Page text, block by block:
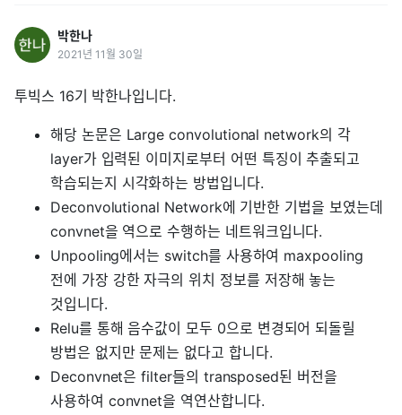
박한나
2021년 11월 30일
투빅스 16기 박한나입니다.
해당 논문은 Large convolutional network의 각
layer가 입력된 이미지로부터 어떤 특징이 추출되고
학습되는지 시각화하는 방법입니다.
Deconvolutional Network에 기반한 기법을 보였는데
convnet을 역으로 수행하는 네트워크입니다.
Unpooling에서는 switch를 사용하여 maxpooling
전에 가장 강한 자극의 위치 정보를 저장해 놓는
것입니다.
Relu를 통해 음수값이 모두 0으로 변경되어 되돌릴
방법은 없지만 문제는 없다고 합니다.
Deconvnet은 filter들의 transposed된 버전을
사용하여 convnet을 역연산합니다.